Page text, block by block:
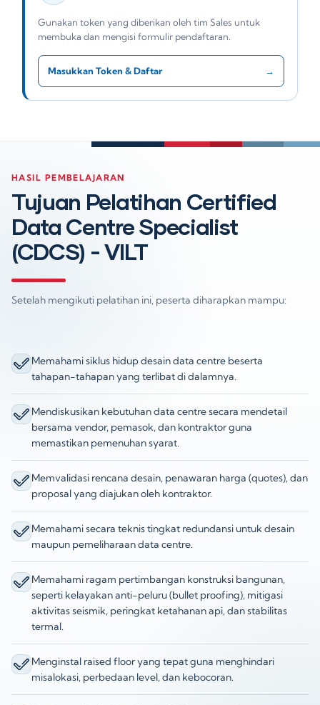
Gunakan token yang diberikan oleh tim Sales untuk
membuka dan mengisi formulir pendaftaran.
Masukkan Token & Daftar →
HASIL PEMBELAJARAN
Tujuan Pelatihan Certified
Data Centre Specialist
(CDCS) - VILT
Setelah mengikuti pelatihan ini, peserta diharapkan mampu:
Memahami siklus hidup desain data centre beserta
tahapan-tahapan yang terlibat di dalamnya.
Mendiskusikan kebutuhan data centre secara mendetail
bersama vendor, pemasok, dan kontraktor guna
memastikan pemenuhan syarat.
Memvalidasi rencana desain, penawaran harga (quotes), dan
proposal yang diajukan oleh kontraktor.
Memahami secara teknis tingkat redundansi untuk desain
maupun pemeliharaan data centre.
Memahami ragam pertimbangan konstruksi bangunan,
seperti kelayakan anti-peluru (bullet proofing), mitigasi
aktivitas seismik, peringkat ketahanan api, dan stabilitas
termal.
Menginstal raised floor yang tepat guna menghindari
misalokasi, perbedaan level, dan kebocoran.